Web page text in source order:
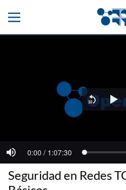
Seguridad en Redes